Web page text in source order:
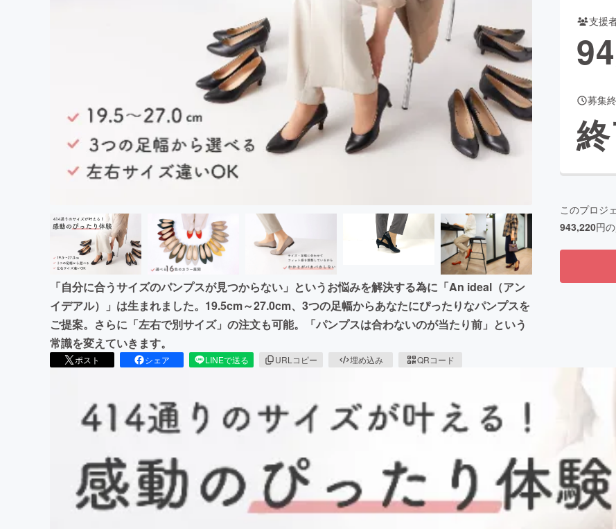
チャレンジ ビューティー・ヘルス
まちづくり・地域活性化
CAMPFIRE for Social GoodCAMPFIRE Creation
CAMPFIREふるさと納税 machi-ya コミュニティ
「自分に合うサイズのパンプスが見つからない」というお悩みを解決する為に「An ideal（アン
イデアル）」は生まれました。19.5cm～27.0cm、3つの足幅からあなたにぴったりなパンプスを
ご提案。さらに「左右で別サイズ」の注文も可能。「パンプスは合わないのが当たり前」という
常識を変えていきます。
ポスト シェア LINEで送る URLコピー 埋め込み QRコード
支援
94
募集
このプロジ
943,220円